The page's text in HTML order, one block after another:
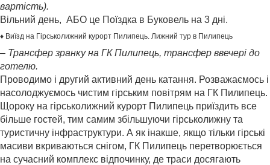
вартість).
Вільний день, АБО це Поїздка в Буковель на 3 дні.
♦ Виїзд на Гірськолижний курорт Пилипець. Лижний тур в Пилипець
– Трансфер зранку на ГК Пилипець, трансфер ввечері до
готелю.
Проводимо і другий активний день катання. Розважаємось і
насолоджуємось чистим гірським повітрям на ГК Пилипець.
Щороку на гірськолижний курорт Пилипець приїздить все
більше гостей, тим самим збільшуючи гірськолижну та
туристичну інфраструктури. А як інакше, якщо тільки гірські
масиви вкриваються снігом, ГК Пилипець перетворюється
на сучасний комплекс відпочинку, де траси досягають